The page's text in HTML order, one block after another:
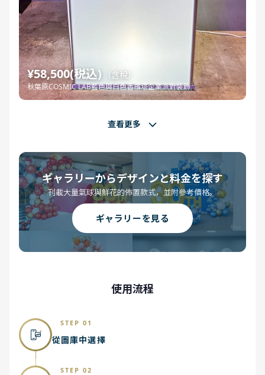
¥58,500(税込) （含稅）
秋葉原COSMIC LAB藍色與白色香檳塔企業派對裝飾
查看更多
ギャラリーからデザインと料金を探す
刊載大量氣球與鮮花的佈置款式，並附參考價格。
ギャラリーを見る
使用流程
STEP 01
從圖庫中選擇
STEP 02